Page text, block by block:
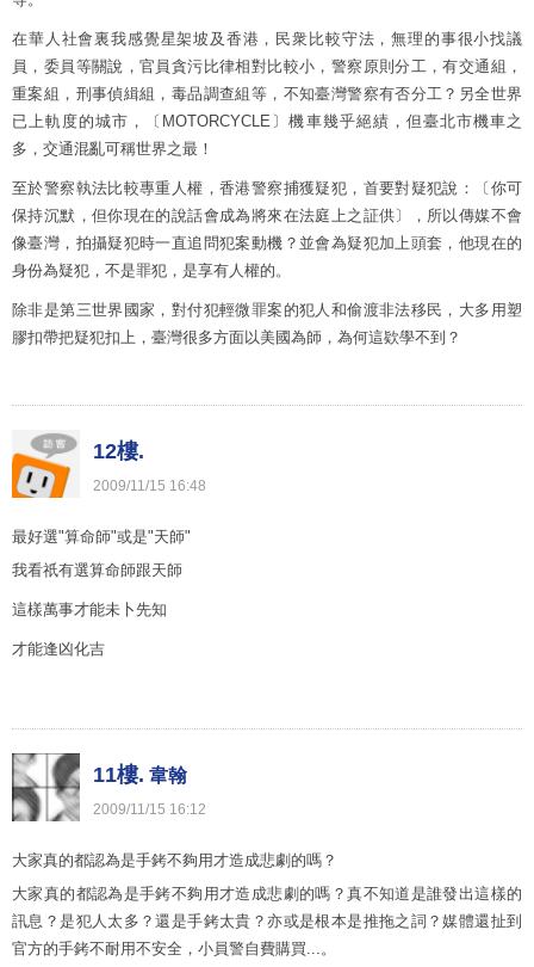
在華人社會裏我感覺星架坡及香港，民衆比較守法，無理的事很小找議
員，委員等關說，官員貪污比律相對比較小，警察原則分工，有交通組，
重案組，刑事偵緝組，毒品調查組等，不知臺灣警察有否分工？另全世界
已上軌度的城市，〔MOTORCYCLE〕機車幾乎絕績，但臺北市機車之
多，交通混亂可稱世界之最！
至於警察執法比較專重人權，香港警察捕獲疑犯，首要對疑犯說：〔你可
保持沉默，但你現在的說話會成為將來在法庭上之証供〕，所以傳媒不會
像臺灣，拍攝疑犯時一直追問犯案動機？並會為疑犯加上頭套，他現在的
身份為疑犯，不是罪犯，是享有人權的。
除非是第三世界國家，對付犯輕微罪案的犯人和偷渡非法移民，大多用塑
膠扣帶把疑犯扣上，臺灣很多方面以美國為師，為何這欵學不到？
12樓.
2009/11/15 16:48
最好選"算命師"或是"天師"
我看祇有選算命師跟天師
這樣萬事才能未卜先知
才能逢凶化吉
11樓. 韋翰
2009/11/15 16:12
大家真的都認為是手銬不夠用才造成悲劇的嗎？
大家真的都認為是手銬不夠用才造成悲劇的嗎？真不知道是誰發出這樣的
訊息？是犯人太多？還是手銬太貴？亦或是根本是推拖之詞？媒體還扯到
官方的手銬不耐用不安全，小員警自費購買...。